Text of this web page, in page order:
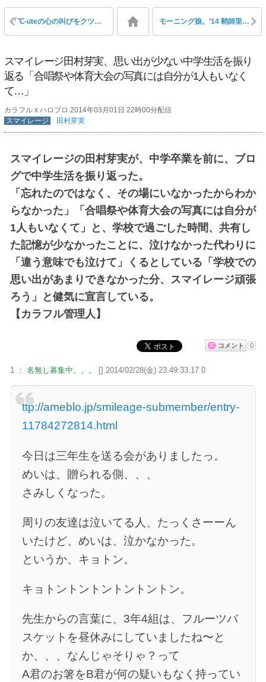
「℃-uteの心の叫びをクツにしちゃいます★」℃-uteとReebokのコラボ始動！ 動画第一弾公開 モーニング娘。’14 鞘師里保のファッション集がDVD化！(画像あり)
スマイレージ田村芽実、思い出が少ない中学生活を振り
返る「合唱祭や体育大会の写真には自分が1人もいなく
て…」
カラフル x ハロプロ 2014年03月01日 22時00分配信
スマイレージ
田村芽実
スマイレージの田村芽実が、中学卒業を前に、ブロ
グで中学生活を振り返った。
「忘れたのではなく、その場にいなかったからわか
らなかった」「合唱祭や体育大会の写真には自分が
1人もいなくて」と、学校で過ごした時間、共有し
た記憶が少なかったことに、泣けなかった代わりに
「違う意味でも泣けて」くるとしている「学校での
思い出があまりできなかった分、スマイレージ頑張
ろう」と健気に宣言している。
【カラフル管理人】
コメント 0
1 ： 名無し募集中。。。 [] 2014/02/28(金) 23:49:33.17 0
ttp://ameblo.jp/smileage-submember/entry-
11784272814.html
今日は三年生を送る会がありましたっ。
めいは、贈られる側、、、
さみしくなった。
周りの友達は泣いてる人、たっくさーーん
いたけど、めいは、泣かなかった。
というか、キョトン。
キョトントントントントントン。
先生からの言葉に、3年4組は、フルーツバ
スケットを昼休みにしていましたね〜と
か、、、なんじゃそりゃ？って
A君のお箸をB君が何の疑いもなく持ってい